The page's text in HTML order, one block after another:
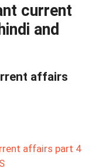
current
and
affairs
affairs part 4